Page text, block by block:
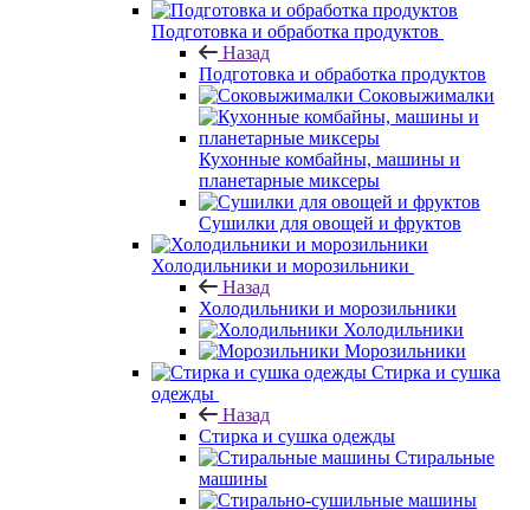
Подготовка и обработка продуктов
Назад
Подготовка и обработка продуктов
Соковыжималки
Кухонные комбайны, машины и
планетарные миксеры
Сушилки для овощей и фруктов
Холодильники и морозильники
Назад
Холодильники и морозильники
Холодильники
Морозильники
Стирка и сушка
одежды
Назад
Стирка и сушка одежды
Стиральные
машины